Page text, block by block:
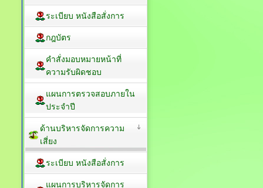
ระเบียบ หนังสือสั่งการ
กฎบัตร
คำสั่งมอบหมายหน้าที่
ความรับผิดชอบ
แผนการตรวจสอบภายใน
ประจำปี
ด้านบริหารจัดการความ
เสี่ยง
ระเบียบ หนังสือสั่งการ
แผนการบริหารจัดการ